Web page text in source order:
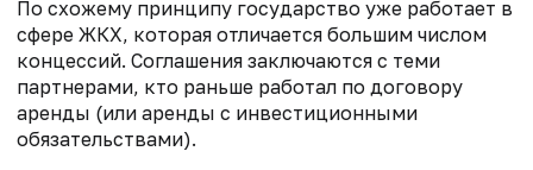
По схожему принципу государство уже работает в
сфере ЖКХ, которая отличается большим числом
концессий. Соглашения заключаются с теми
партнерами, кто раньше работал по договору
аренды (или аренды с инвестиционными
обязательствами).